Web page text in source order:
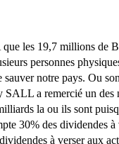
les 19,7 millions de
personnes
notre pays. Ou
a remercié un
la ou ils sont
30% des dividendes à
à verser aux